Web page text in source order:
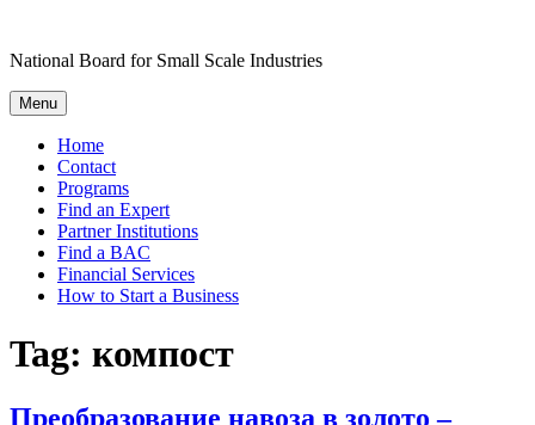
content
National Board for Small Scale Industries
Menu
Home
Contact
Programs
Find an Expert
Partner Institutions
Find a BAC
Financial Services
How to Start a Business
Tag: компост
Преобразование навоза в золото –